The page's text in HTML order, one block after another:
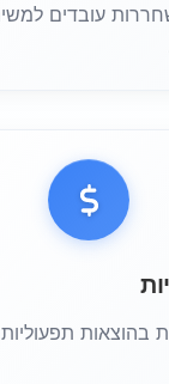
עובדים
בהוצאות